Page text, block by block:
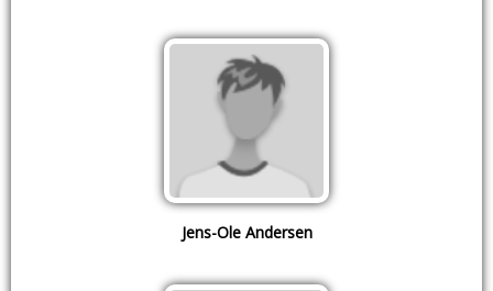
Jens-Ole Andersen